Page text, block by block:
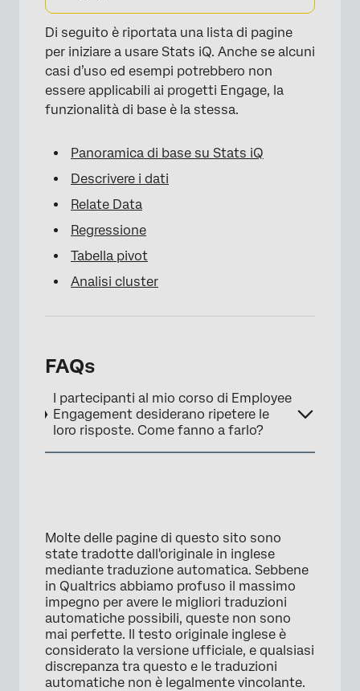
Di seguito è riportata una lista di pagine
per iniziare a usare Stats iQ. Anche se alcuni
casi d’uso ed esempi potrebbero non
essere applicabili ai progetti Engage, la
funzionalità di base è la stessa.
Panoramica di base su Stats iQ
Descrivere i dati
Relate Data
Regressione
Tabella pivot
Analisi cluster
FAQs
I partecipanti al mio corso di Employee
Engagement desiderano ripetere le
loro risposte. Come fanno a farlo?
Molte delle pagine di questo sito sono
state tradotte dall'originale in inglese
mediante traduzione automatica. Sebbene
in Qualtrics abbiamo profuso il massimo
impegno per avere le migliori traduzioni
automatiche possibili, queste non sono
mai perfette. Il testo originale inglese è
considerato la versione ufficiale, e qualsiasi
discrepanza tra questo e le traduzioni
automatiche non è legalmente vincolante.